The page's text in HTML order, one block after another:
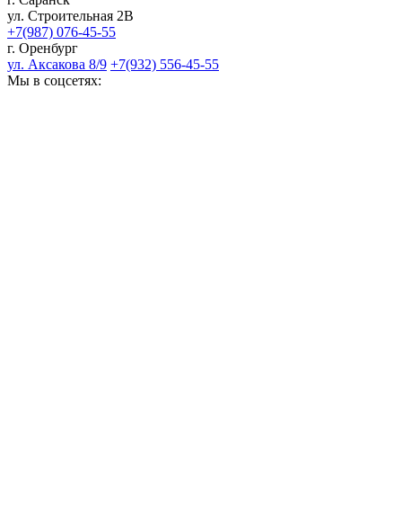
ул. Строительная 2В
+7(987) 076-45-55
г. Оренбург
ул. Аксакова 8/9 +7(932) 556-45-55
Мы в соцсетях: